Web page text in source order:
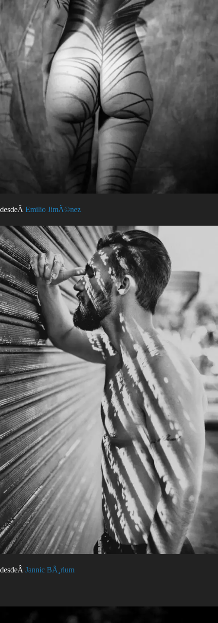
desdeÂ Emilio JimÃ©nez
desdeÂ Jannic BÃ¸rlum